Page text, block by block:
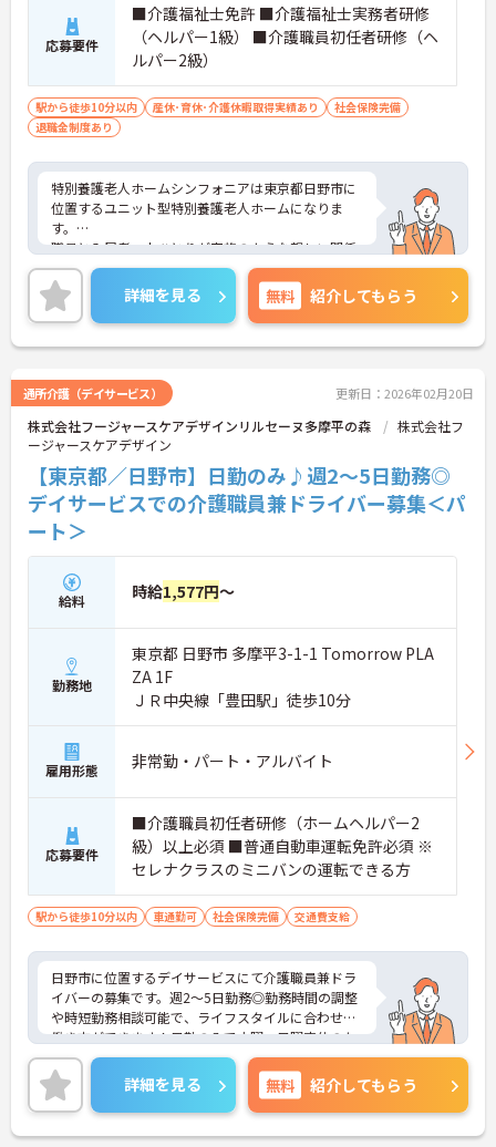
応募要件
■介護福祉士免許 ■介護福祉士実務者研修
（ヘルパー1級） ■介護職員初任者研修（ヘ
ルパー2級）
駅から徒歩10分以内 産休･育休･介護休暇取得実績あり
社会保険完備
退職金制度あり
特別養護老人ホームシンフォニアは東京都日野市に
位置するユニット型特別養護老人ホームになりま
す。
職員と入居者一人ひとりが家族のような親しい関係
を築くことで、入居者のお人柄、生活習慣、介護状
態の理解が深まるような介護を目指している施設で
す。
ご興味がございましたら面接の対策ポイントなどお
話いたしますので、お気軽にお問い合わせくださ
詳細を見る 無料 紹介してもらう
通所介護（デイサービス） 更新日：2026年02月20日
株式会社フージャースケアデザインリルセーヌ多摩平の森
株式会社フ
ージャースケアデザイン
【東京都／日野市】日勤のみ♪週2～5日勤務◎
デイサービスでの介護職員兼ドライバー募集＜パ
ート＞
給料 時給1,577円～
勤務地
東京都 日野市 多摩平3-1-1 Tomorrow PLA
ZA 1F
ＪＲ中央線「豊田駅」徒歩10分
雇用形態 非常勤・パート・アルバイト
応募要件
■介護職員初任者研修（ホームヘルパー2
級）以上必須 ■普通自動車運転免許必須 ※
セレナクラスのミニバンの運転できる方
駅から徒歩10分以内 車通勤可 社会保険完備 交通費支給
日野市に位置するデイサービスにて介護職員兼ドラ
イバーの募集です。週2～5日勤務◎勤務時間の調整
や時短勤務相談可能で、ライフスタイルに合わせた
働き方ができます！日勤のみで水曜・日曜定休のた
めプライベートも大切にできる職場です♪昼食補助
や保養所の利用可能など福利厚生充実していて、安
心して長く働ける環境が整っています！ご興味ある
方は面接ポイントをお伝えしますので、お気軽にご
連絡ください。
詳細を見る 無料 紹介してもらう